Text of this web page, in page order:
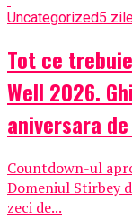
Uncategorized5
Tot ce
Well 2026.
aniversara
Countdown-ul
Domeniul Stirbey
zeci de...